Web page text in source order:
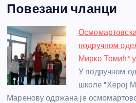
c
e
b
o
o
k
ss
e
n
g
er
itt
er
er at
s
A
p
p
a
g
e
Повезани чланци
подручном
Мирко Томић"
У подручном
школе "Херој
Маренову одржана је